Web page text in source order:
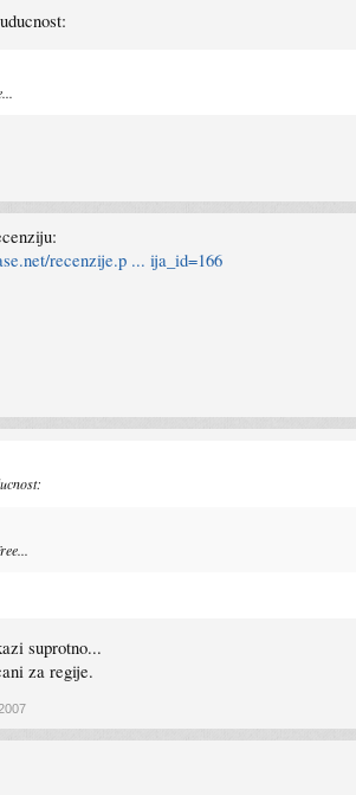
recenzije.p ... ija_id=166
suprotno...
za regije.